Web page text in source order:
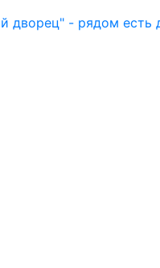
дворец" - рядом